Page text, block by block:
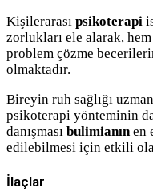
Kişilerarası psikoterapi
zorlukları ele alarak,
problem çözme
olmaktadır.
Bireyin ruh sağlığı
psikoterapi yönteminin
danışması bulimianın en
edilebilmesi için etkili
İlaçlar